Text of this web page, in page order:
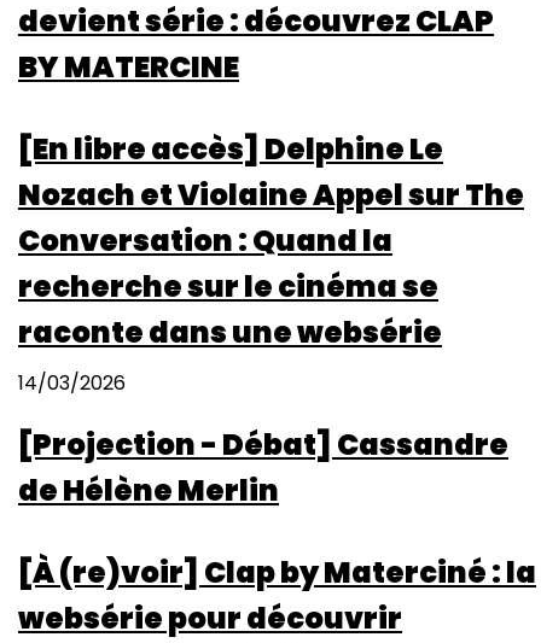
devient série : découvrez CLAP
BY MATERCINE
[En libre accès] Delphine Le
Nozach et Violaine Appel sur The
Conversation : Quand la
recherche sur le cinéma se
raconte dans une websérie
14/03/2026
[Projection - Débat] Cassandre
de Hélène Merlin
[À (re)voir] Clap by Materciné : la
websérie pour découvrir